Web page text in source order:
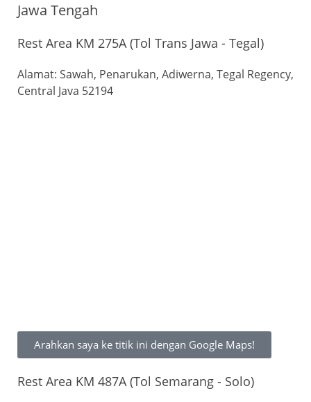
Jawa Tengah
Rest Area KM 275A (Tol Trans Jawa - Tegal)
Alamat: Sawah, Penarukan, Adiwerna, Tegal Regency,
Central Java 52194
Arahkan saya ke titik ini dengan Google Maps!
Rest Area KM 487A (Tol Semarang - Solo)